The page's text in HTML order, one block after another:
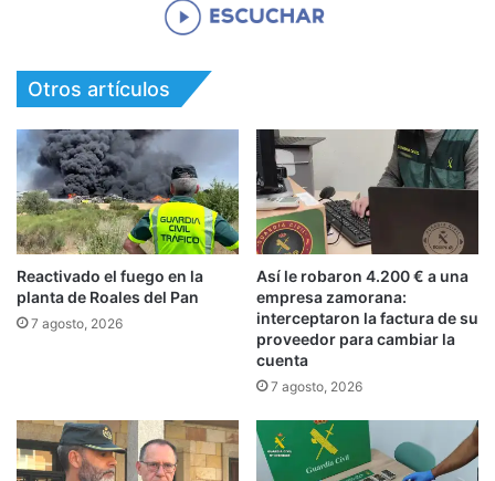
Otros artículos
Reactivado el fuego en la
planta de Roales del Pan
7 agosto, 2026
Así le robaron 4.200 € a una
empresa zamorana:
interceptaron la factura de su
proveedor para cambiar la
cuenta
7 agosto, 2026